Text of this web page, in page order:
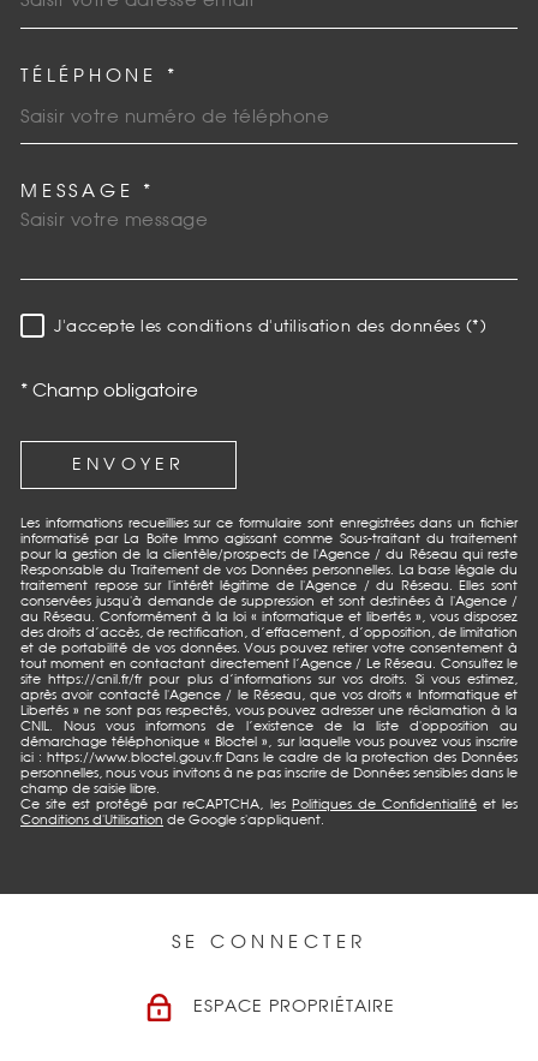
TÉLÉPHONE *
MESSAGE *
RÈGLEMENTATION
J'accepte les conditions d'utilisation des données (*)
* Champ obligatoire
ENVOYER
Les informations recueillies sur ce formulaire sont enregistrées dans un fichier
informatisé par La Boite Immo agissant comme Sous-traitant du traitement
pour la gestion de la clientèle/prospects de l'Agence / du Réseau qui reste
Responsable du Traitement de vos Données personnelles. La base légale du
traitement repose sur l'intérêt légitime de l'Agence / du Réseau. Elles sont
conservées jusqu'à demande de suppression et sont destinées à l'Agence /
au Réseau. Conformément à la loi « informatique et libertés », vous disposez
des droits d’accès, de rectification, d’effacement, d’opposition, de limitation
et de portabilité de vos données. Vous pouvez retirer votre consentement à
tout moment en contactant directement l’Agence / Le Réseau. Consultez le
site https://cnil.fr/fr pour plus d’informations sur vos droits. Si vous estimez,
après avoir contacté l'Agence / le Réseau, que vos droits « Informatique et
Libertés » ne sont pas respectés, vous pouvez adresser une réclamation à la
CNIL. Nous vous informons de l’existence de la liste d'opposition au
démarchage téléphonique « Bloctel », sur laquelle vous pouvez vous inscrire
ici : https://www.bloctel.gouv.fr Dans le cadre de la protection des Données
personnelles, nous vous invitons à ne pas inscrire de Données sensibles dans le
champ de saisie libre.
Ce site est protégé par reCAPTCHA, les Politiques de Confidentialitéet les
Conditions d'Utilisation de Google s'appliquent.
SE CONNECTER
ESPACE PROPRIÉTAIRE